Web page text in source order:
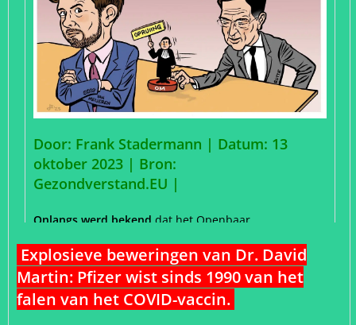
Explosieve beweringen van Dr. David
Martin: Pfizer wist sinds 1990 van het
falen van het COVID-vaccin.